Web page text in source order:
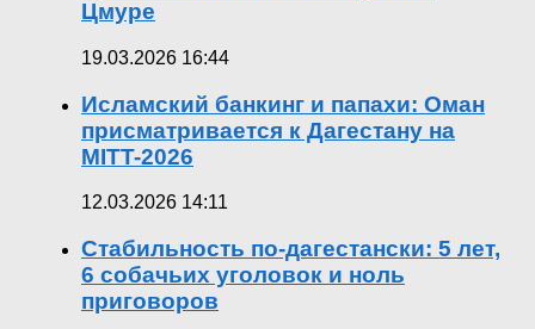
Цмуре
19.03.2026 16:44
Исламский банкинг и папахи: Оман
присматривается к Дагестану на
MITT-2026
12.03.2026 14:11
Стабильность по-дагестански: 5 лет,
6 собачьих уголовок и ноль
приговоров